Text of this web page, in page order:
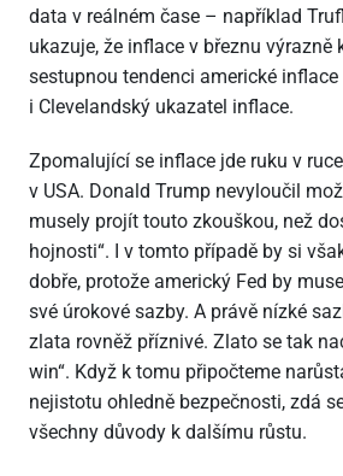
data v reálném čase – například
ukazuje, že inflace v březnu výrazně
sestupnou tendenci americké
i Clevelandský ukazatel inflace.
Zpomalující se inflace jde ruku v
v USA. Donald Trump nevyloučil
musely projít touto zkouškou, než
hojnosti“. I v tomto případě by si
dobře, protože americký Fed by
své úrokové sazby. A právě nízké
zlata rovněž příznivé. Zlato se tak
win“. Když k tomu připočteme
nejistotu ohledně bezpečnosti, zdá
všechny důvody k dalšímu růstu.